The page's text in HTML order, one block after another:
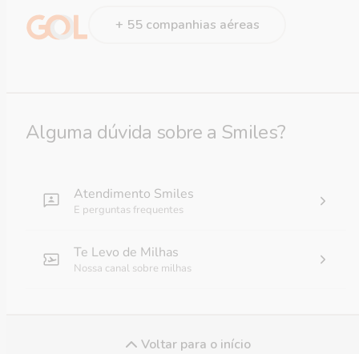
+ 55 companhias aéreas
Alguma dúvida sobre a Smiles?
Atendimento Smiles
E perguntas frequentes
Te Levo de Milhas
Nossa canal sobre milhas
Voltar para o início